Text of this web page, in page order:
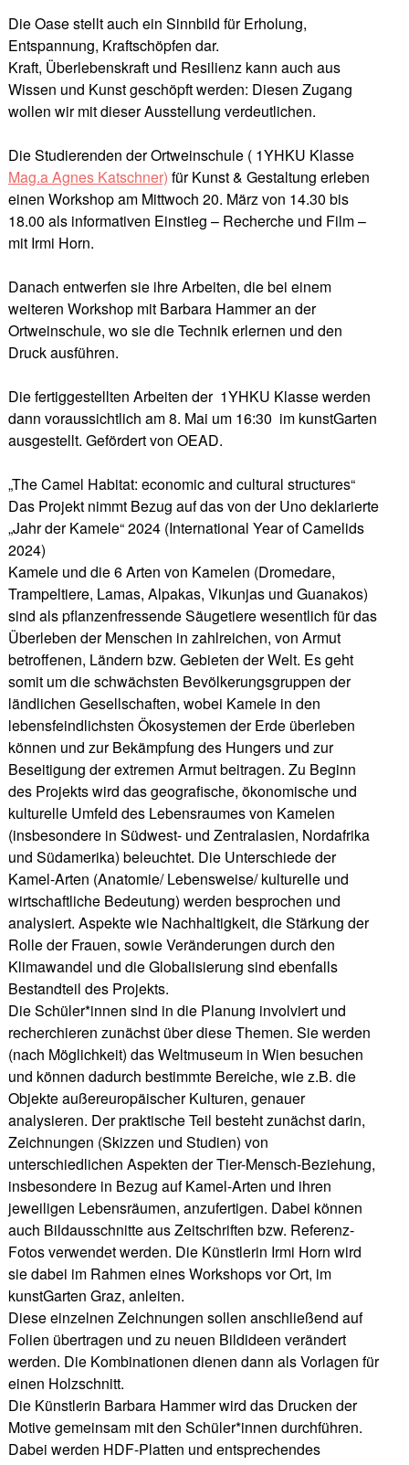
Die Oase stellt auch ein Sinnbild für Erholung,
Entspannung, Kraftschöpfen dar.
Kraft, Überlebenskraft und Resilienz kann auch aus
Wissen und Kunst geschöpft werden: Diesen Zugang
wollen wir mit dieser Ausstellung verdeutlichen.
Die Studierenden der Ortweinschule ( 1YHKU Klasse
Mag.a Agnes Katschner) für Kunst & Gestaltung erleben
einen Workshop am Mittwoch 20. März von 14.30 bis
18.00 als informativen Einstieg – Recherche und Film –
mit Irmi Horn.
Danach entwerfen sie ihre Arbeiten, die bei einem
weiteren Workshop mit Barbara Hammer an der
Ortweinschule, wo sie die Technik erlernen und den
Druck ausführen.
Die fertiggestellten Arbeiten der 1YHKU Klasse werden
dann voraussichtlich am 8. Mai um 16:30 im kunstGarten
ausgestellt. Gefördert von OEAD.
„The Camel Habitat: economic and cultural structures“
Das Projekt nimmt Bezug auf das von der Uno deklarierte
„Jahr der Kamele“ 2024 (International Year of Camelids
2024)
Kamele und die 6 Arten von Kamelen (Dromedare,
Trampeltiere, Lamas, Alpakas, Vikunjas und Guanakos)
sind als pflanzenfressende Säugetiere wesentlich für das
Überleben der Menschen in zahlreichen, von Armut
betroffenen, Ländern bzw. Gebieten der Welt. Es geht
somit um die schwächsten Bevölkerungsgruppen der
ländlichen Gesellschaften, wobei Kamele in den
lebensfeindlichsten Ökosystemen der Erde überleben
können und zur Bekämpfung des Hungers und zur
Beseitigung der extremen Armut beitragen. Zu Beginn
des Projekts wird das geografische, ökonomische und
kulturelle Umfeld des Lebensraumes von Kamelen
(insbesondere in Südwest- und Zentralasien, Nordafrika
und Südamerika) beleuchtet. Die Unterschiede der
Kamel-Arten (Anatomie/ Lebensweise/ kulturelle und
wirtschaftliche Bedeutung) werden besprochen und
analysiert. Aspekte wie Nachhaltigkeit, die Stärkung der
Rolle der Frauen, sowie Veränderungen durch den
Klimawandel und die Globalisierung sind ebenfalls
Bestandteil des Projekts.
Die Schüler*innen sind in die Planung involviert und
recherchieren zunächst über diese Themen. Sie werden
(nach Möglichkeit) das Weltmuseum in Wien besuchen
und können dadurch bestimmte Bereiche, wie z.B. die
Objekte außereuropäischer Kulturen, genauer
analysieren. Der praktische Teil besteht zunächst darin,
Zeichnungen (Skizzen und Studien) von
unterschiedlichen Aspekten der Tier-Mensch-Beziehung,
insbesondere in Bezug auf Kamel-Arten und ihren
jeweiligen Lebensräumen, anzufertigen. Dabei können
auch Bildausschnitte aus Zeitschriften bzw. Referenz-
Fotos verwendet werden. Die Künstlerin Irmi Horn wird
sie dabei im Rahmen eines Workshops vor Ort, im
kunstGarten Graz, anleiten.
Diese einzelnen Zeichnungen sollen anschließend auf
Folien übertragen und zu neuen Bildideen verändert
werden. Die Kombinationen dienen dann als Vorlagen für
einen Holzschnitt.
Die Künstlerin Barbara Hammer wird das Drucken der
Motive gemeinsam mit den Schüler*innen durchführen.
Dabei werden HDF-Platten und entsprechendes